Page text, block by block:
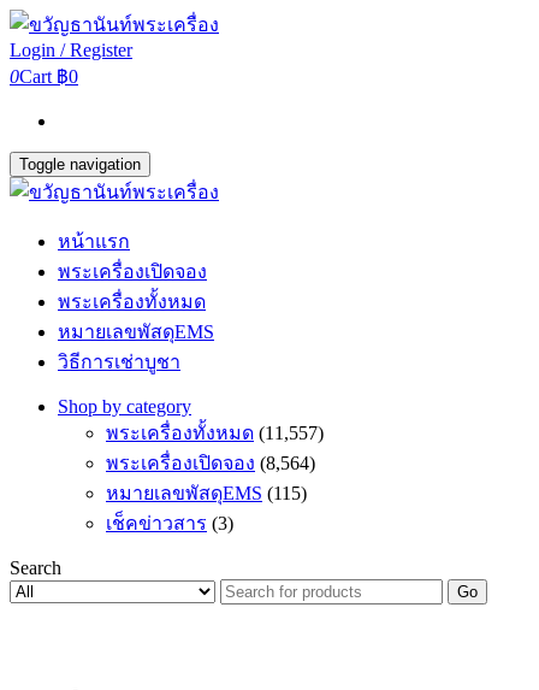
Login / Register
0Cart ฿0
Toggle navigation
หน้าแรก
พระเครื่องเปิดจอง
พระเครื่องทั้งหมด
หมายเลขพัสดุEMS
วิธีการเช่าบูชา
Shop by category
พระเครื่องทั้งหมด (11,557)
พระเครื่องเปิดจอง (8,564)
หมายเลขพัสดุEMS (115)
เช็คข่าวสาร (3)
Search
Go